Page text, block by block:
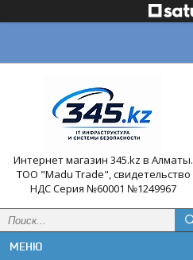
Интернет магазин 345.kz в Алматы.
ТОО "Madu Trade", свидетельство
НДС Серия №60001 №1249967